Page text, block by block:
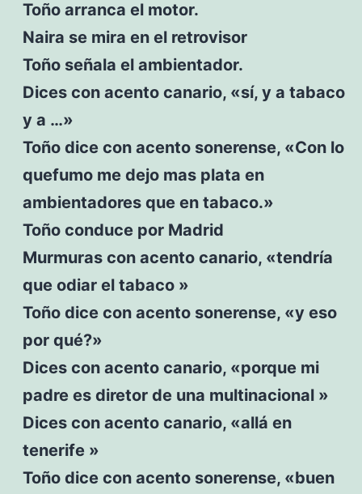
Toño arranca el motor.
Naira se mira en el retrovisor
Toño señala el ambientador.
Dices con acento canario, «sí, y a tabaco
y a …»
Toño dice con acento sonerense, «Con lo
quefumo me dejo mas plata en
ambientadores que en tabaco.»
Toño conduce por Madrid
Murmuras con acento canario, «tendría
que odiar el tabaco »
Toño dice con acento sonerense, «y eso
por qué?»
Dices con acento canario, «porque mi
padre es diretor de una multinacional »
Dices con acento canario, «allá en
tenerife »
Toño dice con acento sonerense, «buen